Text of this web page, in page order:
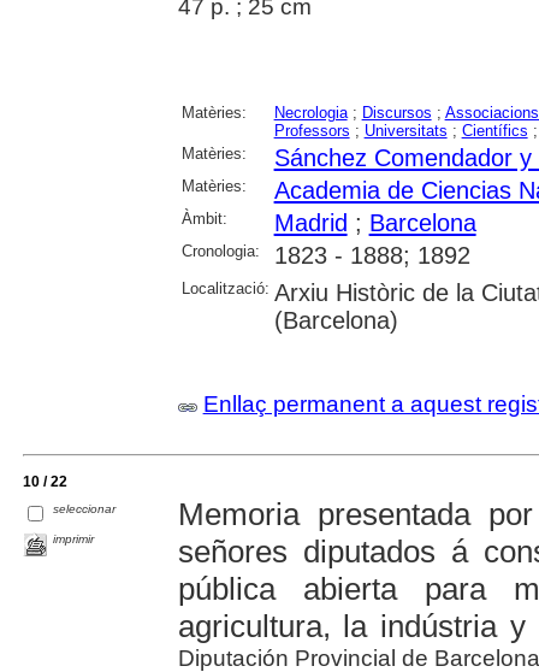
47 p. ; 25 cm
Matèries: Necrologia; Discursos ;
Professors ; Universitats ; Científics
Matèries:
Sánchez Comendador
Matèries: Academia de Ciencias
Àmbit: Madrid ; Barcelona
Cronologia: 1823 - 1888; 1892
Localització: Arxiu Històric de la
(Barcelona)
Enllaç permanent a aquest
10 / 22
seleccionar
imprimir
Memoria presentada
señores diputados á
pública abierta para
agricultura, la indústria
Diputación Provincial de Barcelona